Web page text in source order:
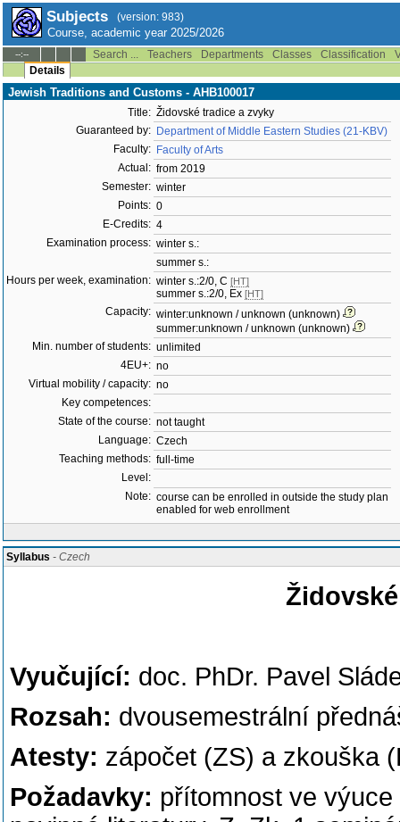
Subjects (version: 983)
Course, academic year 2025/2026
--:-- Search ... Teachers Departments Classes Classification
Details
Jewish Traditions and Customs - AHB100017
Title: Židovské tradice a zvyky
Guaranteed by: Department of Middle Eastern Studies (21-KBV)
Faculty: Faculty of Arts
Actual: from 2019
Semester: winter
Points: 0
E-Credits: 4
Examination process: winter s.:
summer s.:
Hours per week, examination: winter s.:2/0, C [HT]
summer s.:2/0, Ex [HT]
Capacity: winter:unknown / unknown (unknown)
summer:unknown / unknown (unknown)
Min. number of students: unlimited
4EU+: no
Virtual mobility / capacity: no
Key competences:
State of the course: not taught
Language: Czech
Teaching methods: full-time
Level:
Note: course can be enrolled in outside the study plan
enabled for web enrollment
Syllabus - Czech
Vyučující: doc. PhDr. Pavel
Rozsah: dvousemestrální
Atesty: zápočet (ZS) a zkouška
Požadavky: přítomnost ve